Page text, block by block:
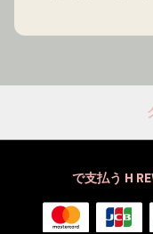
で支払う H